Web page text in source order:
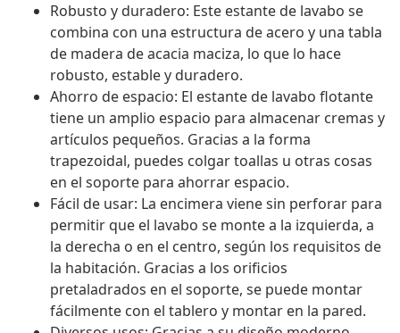
Robusto y duradero: Este estante de lavabo se
combina con una estructura de acero y una tabla
de madera de acacia maciza, lo que lo hace
robusto, estable y duradero.
Ahorro de espacio: El estante de lavabo flotante
tiene un amplio espacio para almacenar cremas y
artículos pequeños. Gracias a la forma
trapezoidal, puedes colgar toallas u otras cosas
en el soporte para ahorrar espacio.
Fácil de usar: La encimera viene sin perforar para
permitir que el lavabo se monte a la izquierda, a
la derecha o en el centro, según los requisitos de
la habitación. Gracias a los orificios
pretaladrados en el soporte, se puede montar
fácilmente con el tablero y montar en la pared.